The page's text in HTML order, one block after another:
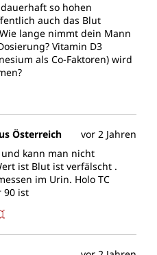
so hohen
auch das Blut
lange nimmt dein Mann
Vitamin D3
als Co-Faktoren) wird
Österreich
vor 2 Jahren
kann man nicht
ist Blut ist verfälscht .
im Urin. Holo TC
90 ist